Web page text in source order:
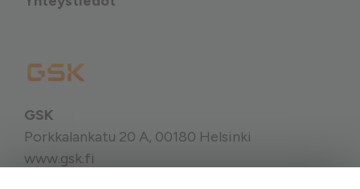
GSK
Porkkalankatu 20 A, 00180 Helsinki
www.gsk.fi